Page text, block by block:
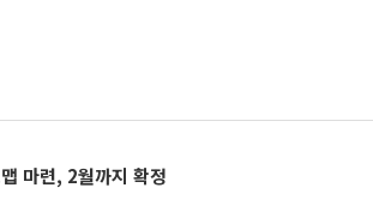
마련, 2월까지 확정